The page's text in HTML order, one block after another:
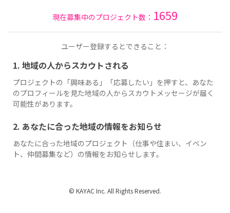
現在募集中のプロジェクト数： 1659
ユーザー登録するとできること：
1. 地域の人からスカウトされる
プロジェクトの「興味ある」「応募したい」を押すと、あなた
のプロフィールを見た地域の人からスカウトメッセージが届く
可能性があります。
2. あなたに合った地域の情報をお知らせ
あなたに合った地域のプロジェクト（仕事や住まい、イベン
ト、仲間募集など）の情報をお知らせします。
© KAYAC Inc. All Rights Reserved.